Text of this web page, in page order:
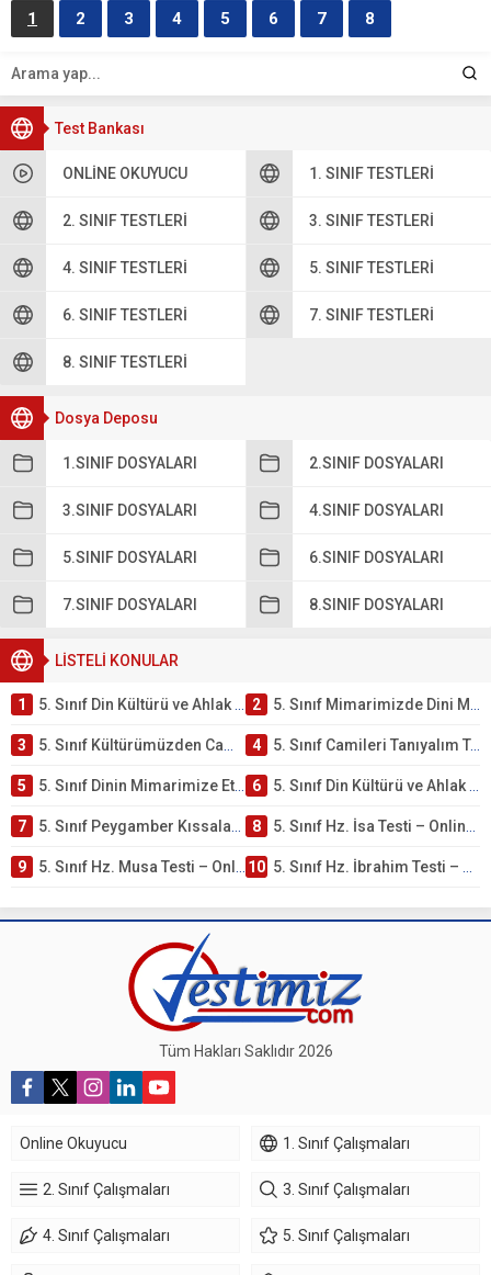
Test Bankası
ONLINE OKUYUCU 1. SINIF TESTLERI
2. SINIF TESTLERI 3. SINIF TESTLERI
4. SINIF TESTLERI 5. SINIF TESTLERI
6. SINIF TESTLERI 7. SINIF TESTLERI
8. SINIF TESTLERI
Dosya Deposu
1.SINIF DOSYALARI 2.SINIF DOSYALARI
3.SINIF DOSYALARI 4.SINIF DOSYALARI
5.SINIF DOSYALARI 6.SINIF DOSYALARI
7.SINIF DOSYALARI 8.SINIF DOSYALARI
LİSTELİ KONULAR
1 5. Sınıf Din Kültürü ve Ahlak Bilgisi 4. Ünite: Mimarimizde Dini Motifler Çalışmaları 2 5. Sınıf Mimarimizde Dini Motifler Ünite Testi – Online Çöz
3 5. Sınıf Kültürümüzden Cami Örnekleri Testi – Online Çöz 4 5. Sınıf Camileri Tanıyalım Testi – Online Çöz
5 5. Sınıf Dinin Mimarimize Etkisi Testi – Online Çöz 6 5. Sınıf Din Kültürü ve Ahlak Bilgisi 4. Ünite: Peygamber Kıssaları Çalışmaları
7 5. Sınıf Peygamber Kıssaları Ünite Testi – Online Çöz 8 5. Sınıf Hz. İsa Testi – Online Çöz
9 5. Sınıf Hz. Musa Testi – Online Çöz 10 5. Sınıf Hz. İbrahim Testi – Online Çöz
Eldesiz toplama, matematikte iki
veya daha fazla sayının, taşıma
Değerini Bulalım Çalışması PDF
Sayı Örüntüleri Çalışma...
1 2 3 4 5 6 7 8
Tüm Hakları Saklıdır 2026
Online Okuyucu 1. Sınıf Çalışmaları
2. Sınıf Çalışmaları 3. Sınıf Çalışmaları
4. Sınıf Çalışmaları 5. Sınıf Çalışmaları